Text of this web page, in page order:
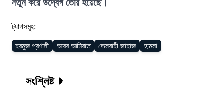
নতুন করে উদ্বেগ তৈরি হয়েছে।
ট্যাগসমূহ:
হরমুজ প্রণালী আরব আমিরাত তেলবাহী জাহাজ হামলা
সংশ্লিষ্ট